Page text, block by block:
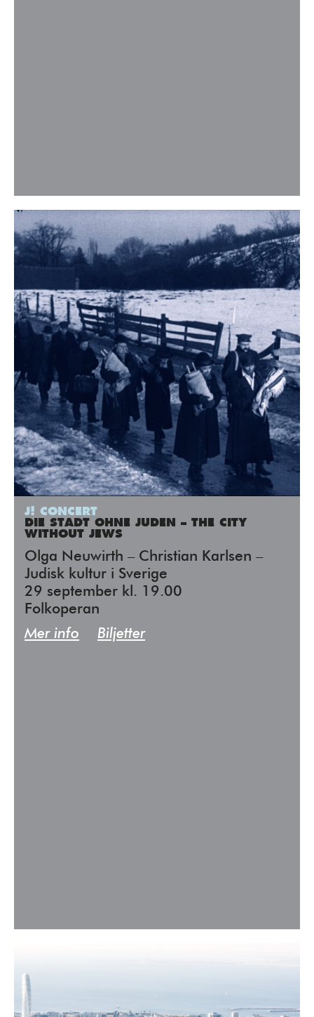
J! CONCERT
DIE STADT OHNE JUDEN – THE CITY
WITHOUT JEWS
Olga Neuwirth – Christian Karlsen –
Judisk kultur i Sverige
29 september kl. 19.00
Folkoperan
Mer info
Biljetter